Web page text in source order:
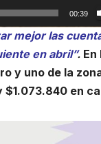
00:39
mejor las
en abril”.
y uno de la
$1.073.840 en